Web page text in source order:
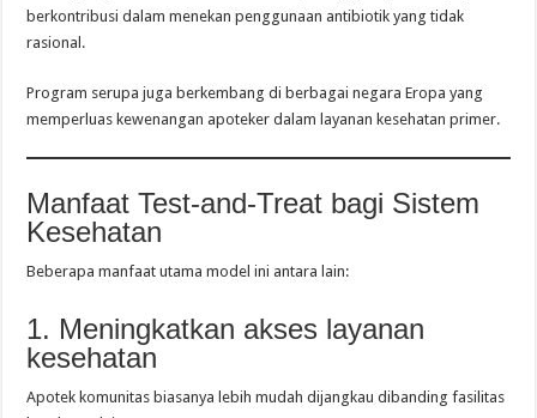
berkontribusi dalam menekan penggunaan antibiotik yang tidak
rasional.
Program serupa juga berkembang di berbagai negara Eropa yang
memperluas kewenangan apoteker dalam layanan kesehatan primer.
Manfaat Test-and-Treat bagi Sistem
Kesehatan
Beberapa manfaat utama model ini antara lain:
1. Meningkatkan akses layanan
kesehatan
Apotek komunitas biasanya lebih mudah dijangkau dibanding fasilitas